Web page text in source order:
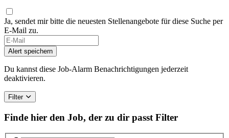
Ja, sendet mir bitte die neuesten Stellenangebote für diese Suche per
E-Mail zu.
If
you
are
a
human,
this
field
Alert speichern
Du kannst diese Job-Alarm Benachrichtigungen jederzeit
deaktivieren.
Filter
Finde hier den Job, der zu dir passt Filter